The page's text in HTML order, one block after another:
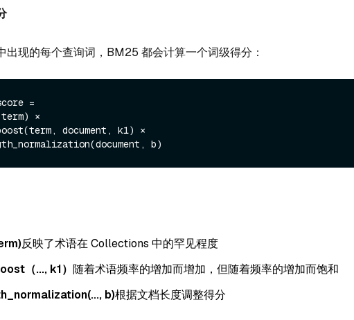
出现的每个查询词，BM25 都会计算一个词级得分：
=
反映了术语在 Collections 中的罕见程度
（..., k1） 随着术语频率的增加而增加，但随着频率的增加而饱和
b)根据文档长度调整得分